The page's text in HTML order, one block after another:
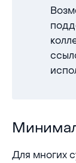
Для многих